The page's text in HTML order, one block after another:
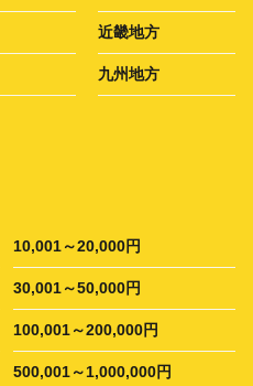
近畿地方
九州地方
10,001～20,000円
30,001～50,000円
100,001～200,000円
500,001～1,000,000円